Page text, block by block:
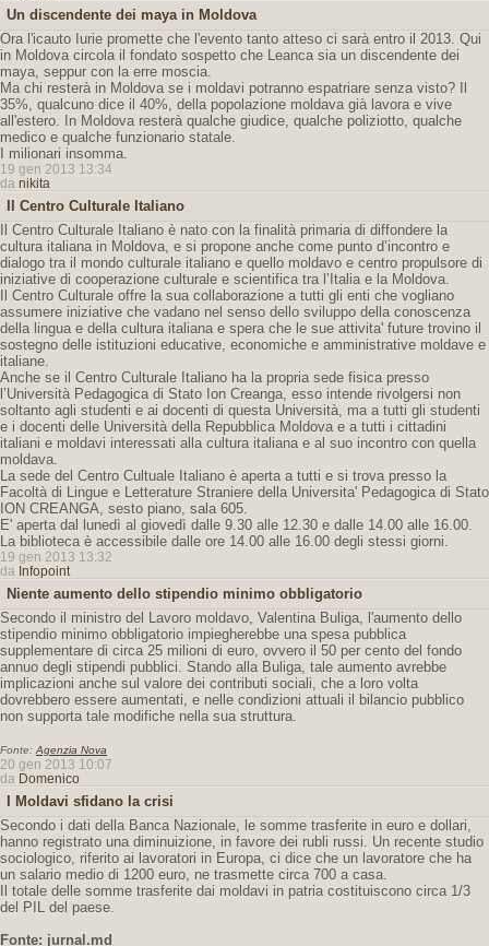
Un discendente dei maya in Moldova
Ora l'icauto Iurie promette che l'evento tanto atteso ci sarà entro il 2013. Qui
in Moldova circola il fondato sospetto che Leanca sia un discendente dei
maya, seppur con la erre moscia.
Ma chi resterà in Moldova se i moldavi potranno espatriare senza visto? Il
35%, qualcuno dice il 40%, della popolazione moldava già lavora e vive
all'estero. In Moldova resterà qualche giudice, qualche poliziotto, qualche
medico e qualche funzionario statale.
I milionari insomma.
19 gen 2013 13:34
da nikita
Il Centro Culturale Italiano
Il Centro Culturale Italiano è nato con la finalità primaria di diffondere la
cultura italiana in Moldova, e si propone anche come punto d’incontro e
dialogo tra il mondo culturale italiano e quello moldavo e centro propulsore di
iniziative di cooperazione culturale e scientifica tra l’Italia e la Moldova.
Il Centro Culturale offre la sua collaborazione a tutti gli enti che vogliano
assumere iniziative che vadano nel senso dello sviluppo della conoscenza
della lingua e della cultura italiana e spera che le sue attivita' future trovino il
sostegno delle istituzioni educative, economiche e amministrative moldave e
italiane.
Anche se il Centro Culturale Italiano ha la propria sede fisica presso
l’Università Pedagogica di Stato Ion Creanga, esso intende rivolgersi non
soltanto agli studenti e ai docenti di questa Università, ma a tutti gli studenti
e i docenti delle Università della Repubblica Moldova e a tutti i cittadini
italiani e moldavi interessati alla cultura italiana e al suo incontro con quella
moldava.
La sede del Centro Cultuale Italiano è aperta a tutti e si trova presso la
Facoltà di Lingue e Letterature Straniere della Universita' Pedagogica di Stato
ION CREANGA, sesto piano, sala 605.
E' aperta dal lunedì al giovedì dalle 9.30 alle 12.30 e dalle 14.00 alle 16.00.
La biblioteca è accessibile dalle ore 14.00 alle 16.00 degli stessi giorni.
19 gen 2013 13:32
da Infopoint
Niente aumento dello stipendio minimo obbligatorio
Secondo il ministro del Lavoro moldavo, Valentina Buliga, l'aumento dello
stipendio minimo obbligatorio impiegherebbe una spesa pubblica
supplementare di circa 25 milioni di euro, ovvero il 50 per cento del fondo
annuo degli stipendi pubblici. Stando alla Buliga, tale aumento avrebbe
implicazioni anche sul valore dei contributi sociali, che a loro volta
dovrebbero essere aumentati, e nelle condizioni attuali il bilancio pubblico
non supporta tale modifiche nella sua struttura.
Fonte: Agenzia Nova
20 gen 2013 10:07
da Domenico
I Moldavi sfidano la crisi
Secondo i dati della Banca Nazionale, le somme trasferite in euro e dollari,
hanno registrato una diminuizione, in favore dei rubli russi. Un recente studio
sociologico, riferito ai lavoratori in Europa, ci dice che un lavoratore che ha
un salario medio di 1200 euro, ne trasmette circa 700 a casa.
Il totale delle somme trasferite dai moldavi in patria costituiscono circa 1/3
del PIL del paese.
Fonte: jurnal.md